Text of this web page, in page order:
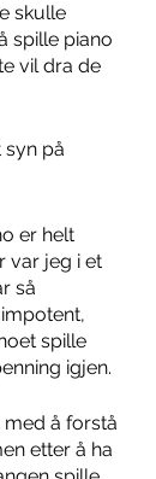
skulle
spille piano
vil dra de
syn på
er helt
var jeg i et
så
spille
igjen.
å forstå
etter å ha